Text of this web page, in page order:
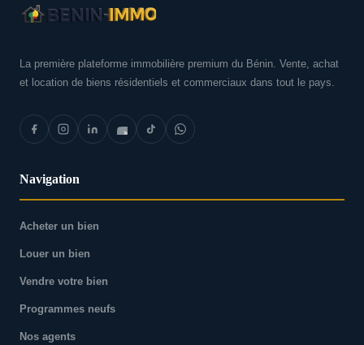
La première plateforme immobilière premium du Bénin. Vente, achat
et location de biens résidentiels et commerciaux dans tout le pays.
Navigation
Acheter un bien
Louer un bien
Vendre votre bien
Programmes neufs
Nos agents